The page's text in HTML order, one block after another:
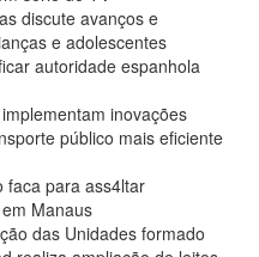
discute avanços e
e adolescentes
autoridade espanhola
inovações
público mais eficiente
faca para ass4ltar
Manaus
das Unidades formado